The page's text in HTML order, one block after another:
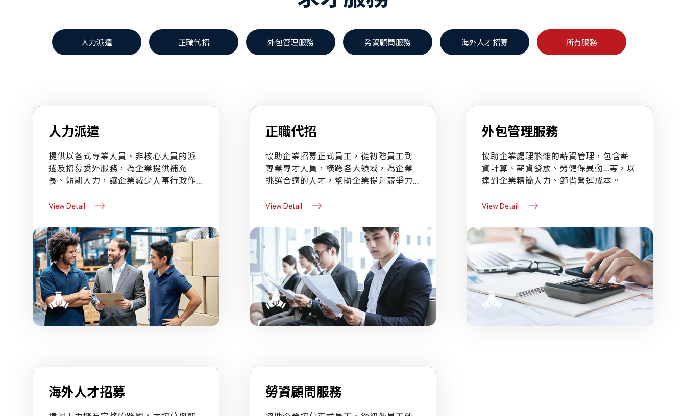
人力派遣 正職代招 外包管理服務 勞資顧問服務 海外人才招募 所有服務
人力派遣
提供以各式專業人員、非核心人員的派
遣及招募委外服務，為企業提供補充
長、短期人力，讓企業減少人事行政作...
View Detail
正職代招
協助企業招募正式員工，從初階員工到
專業專才人員，橫跨各大領域，為企業
挑選合適的人才，幫助企業提升競爭力...
View Detail
外包管理服務
協助企業處理繁雜的薪資管理，包含薪
資計算、薪資發放、勞健保異動...等，以
達到企業精簡人力、節省營運成本。
View Detail
海外人才招募 勞資顧問服務